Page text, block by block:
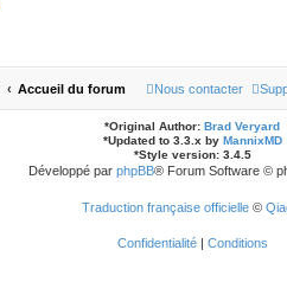
Accueil du forum Nous contacter
*Original Author: Brad Veryard
*Updated to 3.3.x by MannixMD
*Style version: 3.4.5
Développé par phpBB® Forum Software ©
Traduction française officielle©
Confidentialité | Conditions